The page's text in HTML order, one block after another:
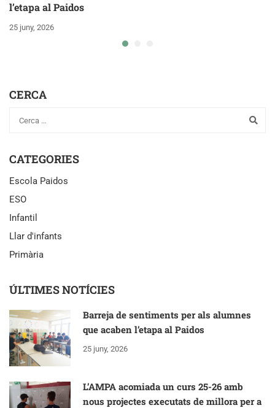
l’etapa al Paidos
25 juny, 2026
CERCA
CATEGORIES
Escola Paidos
ESO
Infantil
Llar d'infants
Primària
ÚLTIMES NOTÍCIES
Barreja de sentiments per als alumnes
que acaben l’etapa al Paidos
25 juny, 2026
L’AMPA acomiada un curs 25-26 amb
nous projectes executats de millora per a